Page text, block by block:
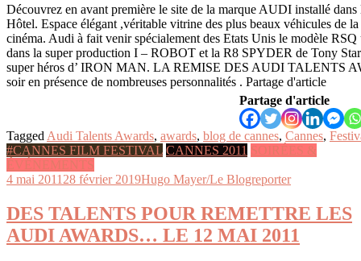
Découvrez en avant première le site de la marque AUDI installé
Hôtel. Espace élégant ,véritable vitrine des plus beaux véhicules de la
cinéma. Audi à fait venir spécialement des Etats Unis le modèle
dans la super production I – ROBOT et la R8 SPYDER de Tony
super héros d’ IRON MAN. LA REMISE DES AUDI TALENTS
soir en présence de nombreuses personnalités . Partage d'article
Partage d'article
Tagged Audi Talents Awards, awards, blog de cannes, Cannes,
#CANNES FILM FESTIVAL CANNES 2011 SOIRÉES &
ÉVÉNEMENTS
4 mai 2011 28 février 2019Hugo Mayer/Le Blogreporter
DES TALENTS POUR REMETTRE LES
AUDI AWARDS… LE 12 MAI 2011